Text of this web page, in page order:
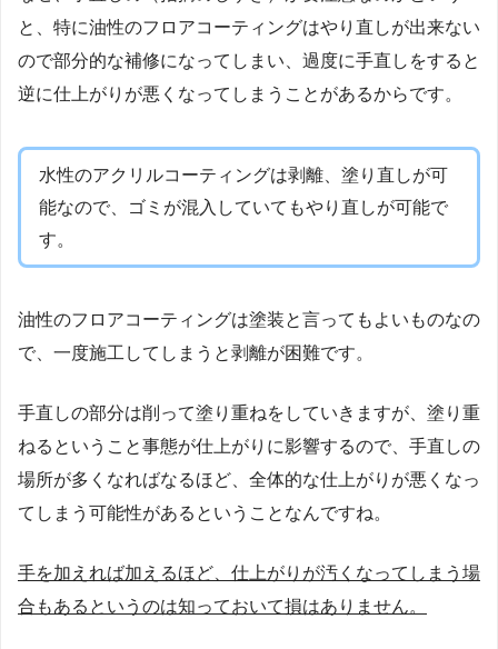
と、特に油性のフロアコーティングはやり直しが出来ない
ので部分的な補修になってしまい、過度に手直しをすると
逆に仕上がりが悪くなってしまうことがあるからです。
水性のアクリルコーティングは剥離、塗り直しが可
能なので、ゴミが混入していてもやり直しが可能で
す。
油性のフロアコーティングは塗装と言ってもよいものなの
で、一度施工してしまうと剥離が困難です。
手直しの部分は削って塗り重ねをしていきますが、塗り重
ねるということ事態が仕上がりに影響するので、手直しの
場所が多くなればなるほど、全体的な仕上がりが悪くなっ
てしまう可能性があるということなんですね。
手を加えれば加えるほど、仕上がりが汚くなってしまう場
合もあるというのは知っておいて損はありません。